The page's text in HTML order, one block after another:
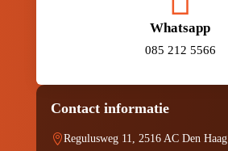
Whatsapp
085 212 5566
Contact informatie
Regulusweg 11, 2516 AC Den Haag